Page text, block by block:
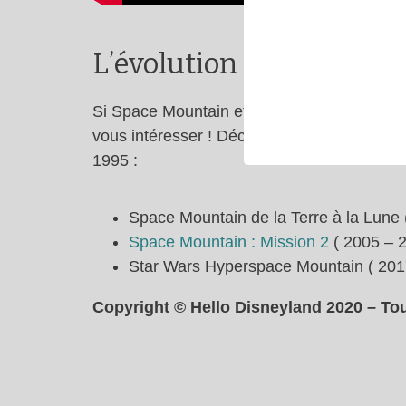
L’évolution de Space
Si Space Mountain et son histoire vous
vous intéresser ! Découvrez les trois
1995 :
Space Mountain de la Terre à la Lune
Space Mountain : Mission 2 ( 2005 –
Star Wars Hyperspace Mountain (
Copyright © Hello Disneyland 2020 –